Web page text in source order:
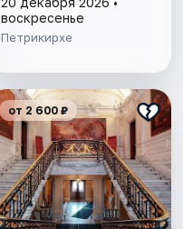
воскресенье
Петрикирхе
от 2 600 ₽